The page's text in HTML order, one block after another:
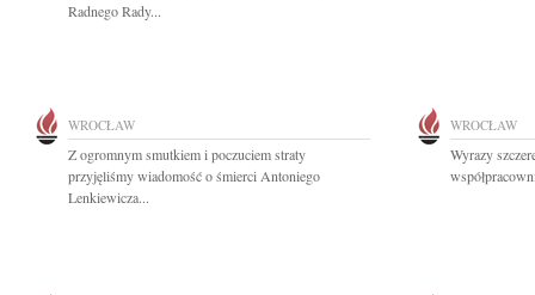
Radnego Rady...
WROCŁAW
Z ogromnym smutkiem i poczuciem straty
przyjęliśmy wiadomość o śmierci Antoniego
Lenkiewicza...
WROCŁAW
Wyrazy